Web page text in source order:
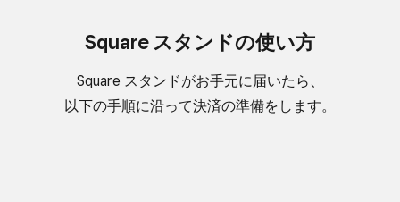
Square スタンドの​使い方
Square スタンドが​​お手元に​​届いたら、​​
以下の​​手順に​​沿って​​決済の​​準備を​​します。